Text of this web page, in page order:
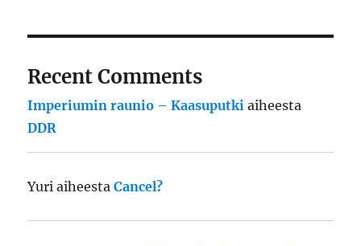
Recent Comments
Imperiumin raunio – Kaasuputki aiheesta
DDR
Yuri aiheestaCancel?